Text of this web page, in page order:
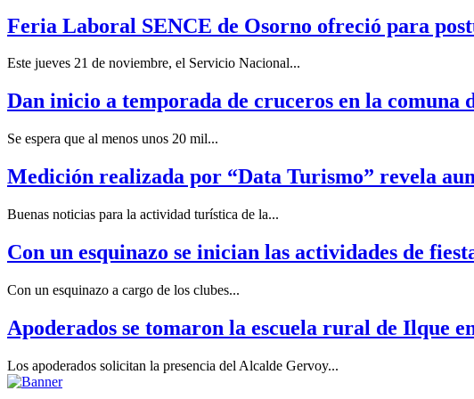
Feria Laboral SENCE de Osorno ofreció para
Este jueves 21 de noviembre, el Servicio Nacional...
Dan inicio a temporada de cruceros en la comuna
Se espera que al menos unos 20 mil...
Medición realizada por “Data Turismo” revela
Buenas noticias para la actividad turística de la...
Con un esquinazo se inician las actividades de
Con un esquinazo a cargo de los clubes...
Apoderados se tomaron la escuela rural de Ilque
Los apoderados solicitan la presencia del Alcalde Gervoy...